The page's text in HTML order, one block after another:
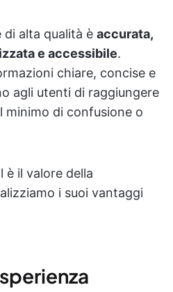
di alta qualità è accurata,
e accessibile.
chiare, concise e
agli utenti di raggiungere
di confusione o
è il valore della
i suoi vantaggi